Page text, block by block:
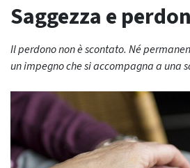
Saggezza e
Il perdono non è scontato. Né
un impegno che si accompagna a una